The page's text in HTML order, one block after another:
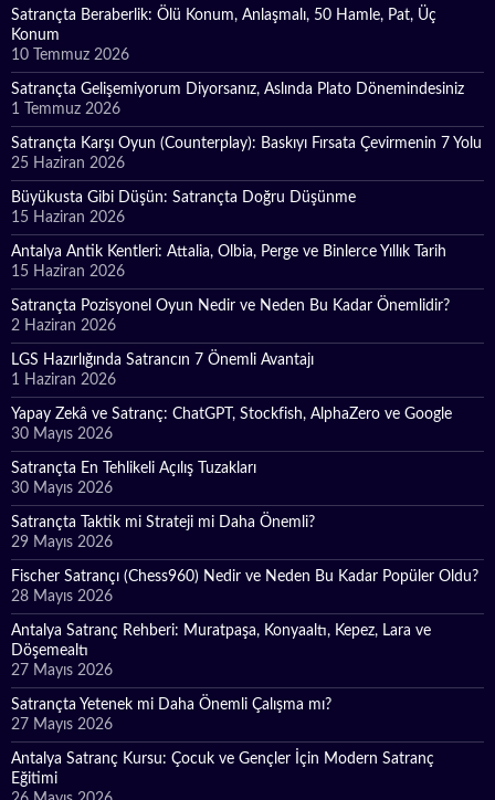
Satrançta Beraberlik: Ölü Konum, Anlaşmalı, 50 Hamle, Pat, Üç
Konum
10 Temmuz 2026
Satrançta Gelişemiyorum Diyorsanız, Aslında Plato Dönemindesiniz
1 Temmuz 2026
Satrançta Karşı Oyun (Counterplay): Baskıyı Fırsata Çevirmenin 7 Yolu
25 Haziran 2026
Büyükusta Gibi Düşün: Satrançta Doğru Düşünme
15 Haziran 2026
Antalya Antik Kentleri: Attalia, Olbia, Perge ve Binlerce Yıllık Tarih
15 Haziran 2026
Satrançta Pozisyonel Oyun Nedir ve Neden Bu Kadar Önemlidir?
2 Haziran 2026
LGS Hazırlığında Satrancın 7 Önemli Avantajı
1 Haziran 2026
Yapay Zekâ ve Satranç: ChatGPT, Stockfish, AlphaZero ve Google
30 Mayıs 2026
Satrançta En Tehlikeli Açılış Tuzakları
30 Mayıs 2026
Satrançta Taktik mi Strateji mi Daha Önemli?
29 Mayıs 2026
Fischer Satrançı (Chess960) Nedir ve Neden Bu Kadar Popüler Oldu?
28 Mayıs 2026
Antalya Satranç Rehberi: Muratpaşa, Konyaaltı, Kepez, Lara ve
Döşemealtı
27 Mayıs 2026
Satrançta Yetenek mi Daha Önemli Çalışma mı?
27 Mayıs 2026
Antalya Satranç Kursu: Çocuk ve Gençler İçin Modern Satranç
Eğitimi